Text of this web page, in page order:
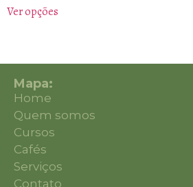
Ver opções
Mapa:
Home
Quem somos
Cursos
Cafés
Serviços
Contato